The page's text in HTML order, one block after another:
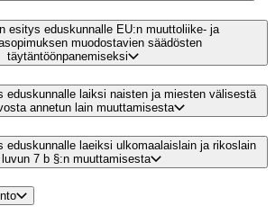
esitys eduskunnalle EU:n muuttoliike- ja
muodostavien säädösten
täytäntöönpanemiseksi
eduskunnalle laiksi naisten ja miesten välisestä
annetun lain muuttamisesta
eduskunnalle laeiksi ulkomaalaislain ja rikoslain
luvun 7 b §:n muuttamisesta